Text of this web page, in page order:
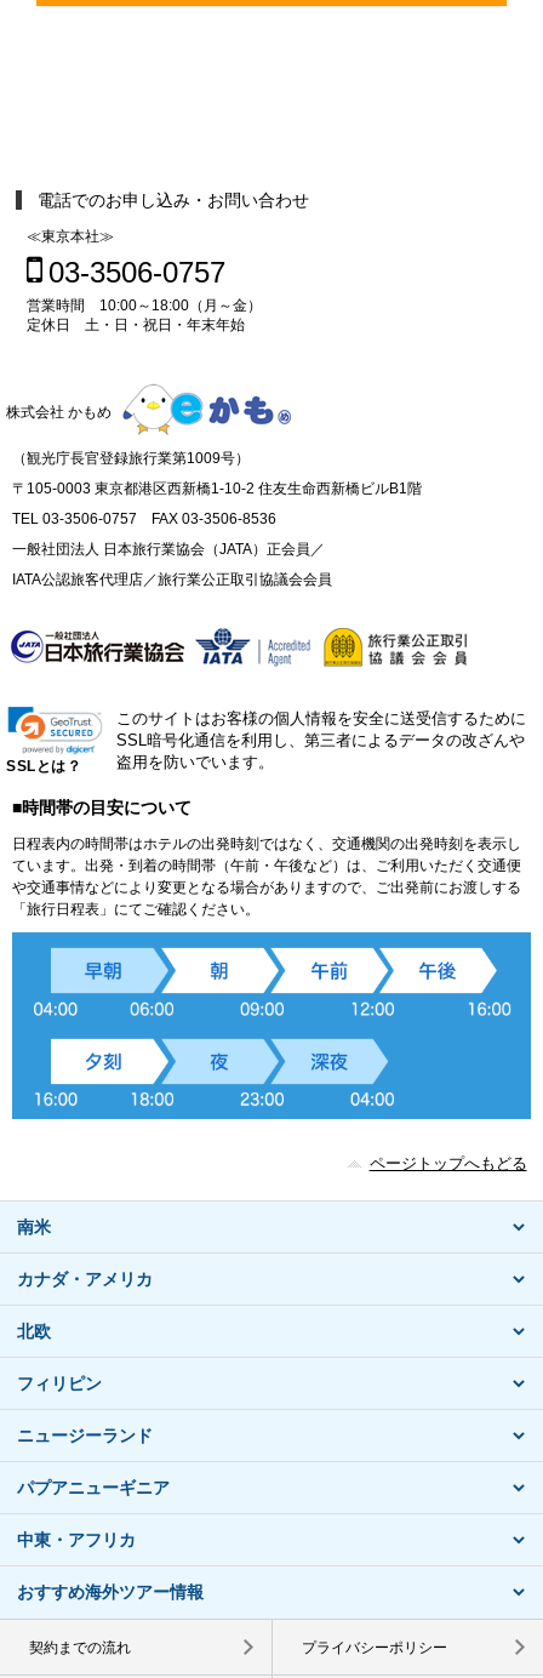
電話でのお申し込み・お問い合わせ
≪東京本社≫
03-3506-0757
営業時間 10:00～18:00（月～金）
定休日 土・日・祝日・年末年始
株式会社 かもめ
（観光庁長官登録旅行業第1009号）
〒105-0003 東京都港区西新橋1-10-2 住友生命西新橋ビルB1階
TEL 03-3506-0757 FAX 03-3506-8536
一般社団法人 日本旅行業協会（JATA）正会員／
IATA公認旅客代理店／旅行業公正取引協議会会員
SSLとは？
このサイトはお客様の個人情報を安全に送受信するために
SSL暗号化通信を利用し、第三者によるデータの改ざんや
盗用を防いでいます。
■時間帯の目安について
日程表内の時間帯はホテルの出発時刻ではなく、交通機関の出発時刻を表示し
ています。出発・到着の時間帯（午前・午後など）は、ご利用いただく交通便
や交通事情などにより変更となる場合がありますので、ご出発前にお渡しする
「旅行日程表」にてご確認ください。
ページトップへもどる
南米
カナダ・アメリカ
北欧
フィリピン
ニュージーランド
パプアニューギニア
中東・アフリカ
おすすめ海外ツアー情報
契約までの流れ プライバシーポリシー